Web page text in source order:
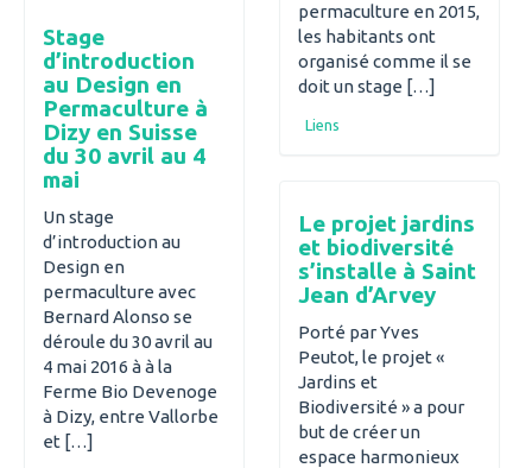
permaculture en 2015,
les habitants ont
organisé comme il se
doit un stage […]
Liens
Stage
d’introduction
au Design en
Permaculture à
Dizy en Suisse
du 30 avril au 4
mai
Un stage
d’introduction au
Design en
permaculture avec
Bernard Alonso se
déroule du 30 avril au
4 mai 2016 à à la
Ferme Bio Devenoge
à Dizy, entre Vallorbe
et […]
Le projet jardins
et biodiversité
s’installe à Saint
Jean d’Arvey
Porté par Yves
Peutot, le projet «
Jardins et
Biodiversité » a pour
but de créer un
espace harmonieux